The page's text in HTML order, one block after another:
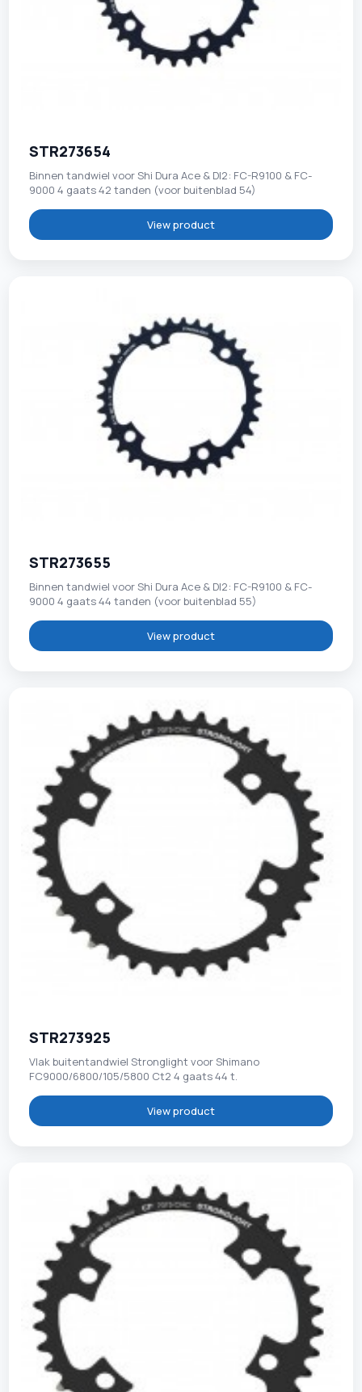
STR273654
Binnen tandwiel voor Shi Dura Ace & DI2: FC-R9100 & FC-
9000 4 gaats 42 tanden (voor buitenblad 54)
View product
STR273655
Binnen tandwiel voor Shi Dura Ace & DI2: FC-R9100 & FC-
9000 4 gaats 44 tanden (voor buitenblad 55)
View product
STR273925
Vlak buitentandwiel Stronglight voor Shimano
FC9000/6800/105/5800 Ct2 4 gaats 44 t.
View product